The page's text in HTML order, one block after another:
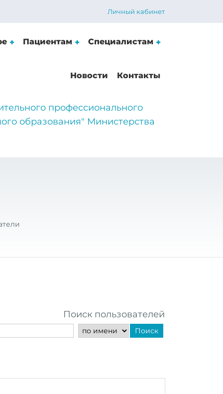
Личный кабинет
Пациентам Специалистам
Новости Контакты
профессионального
образования" Министерства
Поиск пользователей
Поиск